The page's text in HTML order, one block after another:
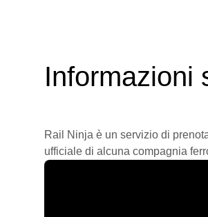
Informazioni
Rail Ninja è un servizio di
ufficiale di alcuna compagnia